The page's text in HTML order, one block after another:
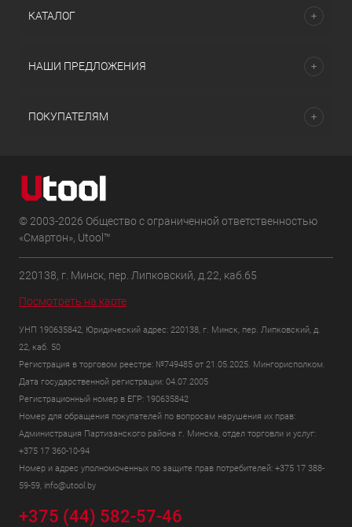
КАТАЛОГ
НАШИ ПРЕДЛОЖЕНИЯ
ПОКУПАТЕЛЯМ
© 2003-2026 Общество с ограниченной ответственностью
«Смартон», Utool™
220138, г. Минск, пер. Липковский, д.22, каб.65
Посмотреть на карте
УНП 190635842, Юридический адрес: 220138, г. Минск, пер. Липковский, д.
22, каб. 50
Регистрация в торговом реестре: №749485 от 21.05.2025. Мингорисполком.
Дата государственной регистрации: 04.07.2005
Регистрационный номер в ЕГР: 190635842
Номер для обращения покупателей по вопросам нарушения их прав:
Администрация Партизанского района г. Минска, отдел торговли и услуг:
+375 17 360-10-94
Номер и адрес уполномоченных по защите прав потребителей: +375 17 388-
59-59, info@utool.by
+375 (44) 582-57-46